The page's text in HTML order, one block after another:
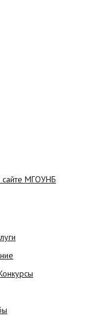
сайте МГОУНБ